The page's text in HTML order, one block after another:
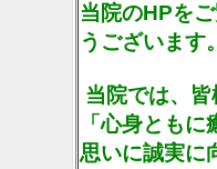
当院のHPを
うございます。
当院では、皆
「心身とも
思いに誠実に